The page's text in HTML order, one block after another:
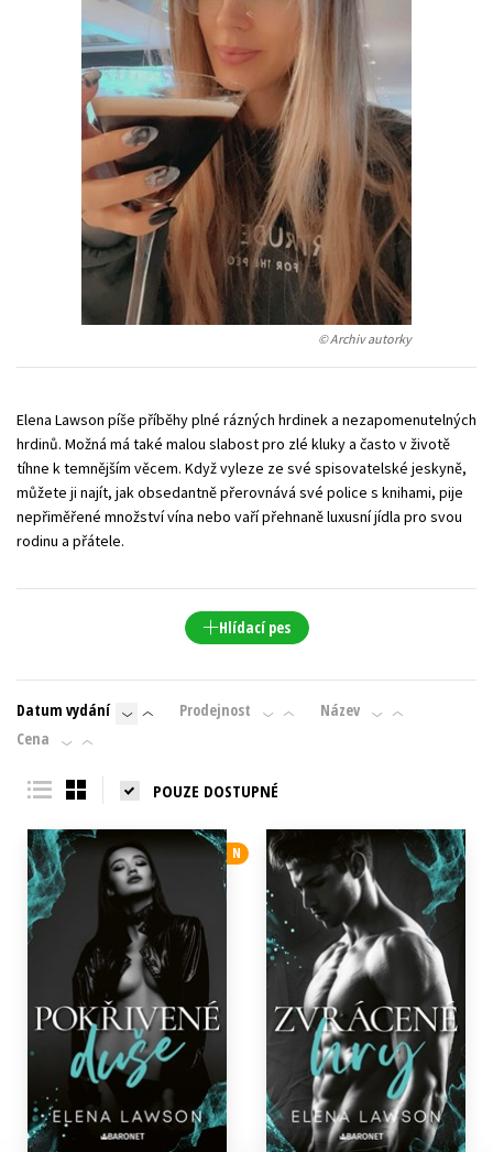
Young adult (SK)
Zahraniční literatura Zdraví a životní styl
Všechny tituly
© Archiv autorky
Elena Lawson píše příběhy plné rázných hrdinek a nezapomenutelných
hrdinů. Možná má také malou slabost pro zlé kluky a často v životě
tíhne k temnějším věcem. Když vyleze ze své spisovatelské jeskyně,
můžete ji najít, jak obsedantně přerovnává své police s knihami, pije
nepřiměřené množství vína nebo vaří přehnaně luxusní jídla pro svou
rodinu a přátele.
Hlídací pes
Datum vydání Prodejnost
Název
Cena
POUZE DOSTUPNÉ
N